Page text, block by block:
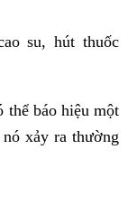
su, hút thuốc
thể báo hiệu một
xảy ra thường